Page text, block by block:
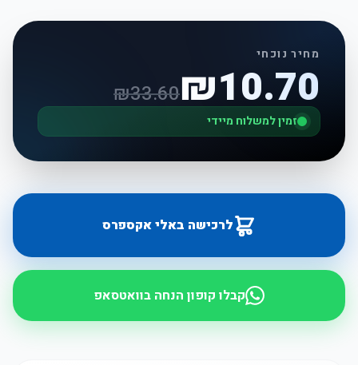
מחיר נוכחי
₪10.70
₪33.60
זמין למשלוח מיידי
לרכישה באלי אקספרס
קבלו קופון הנחה בוואטסאפ